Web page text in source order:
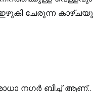
ചേരുന്ന
നഗർ ബീച്ച് ആണ്..